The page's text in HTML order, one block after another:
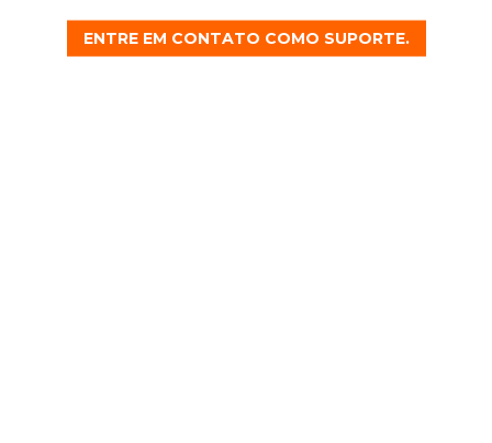
ENTRE EM CONTATO COMO SUPORTE.